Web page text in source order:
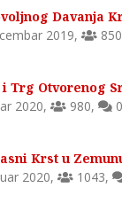
Davanja
2019, 850
i Trg Otvorenog
2020, 980, 0
Krst u
2020, 1043,